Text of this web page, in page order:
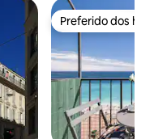
Preferido dos
Preferido dos